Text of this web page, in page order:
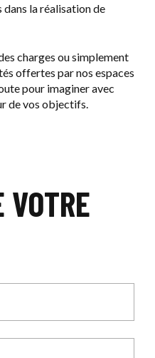
la réalisation de
charges ou simplement
offertes par nos espaces
pour imaginer avec
de vos objectifs.
VOTRE